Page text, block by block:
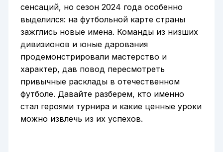
сенсаций, но сезон 2024 года особенно
выделился: на футбольной карте страны
зажглись новые имена. Команды из низших
дивизионов и юные дарования
продемонстрировали мастерство и
характер, дав повод пересмотреть
привычные расклады в отечественном
футболе. Давайте разберем, кто именно
стал героями турнира и какие ценные уроки
можно извлечь из их успехов.